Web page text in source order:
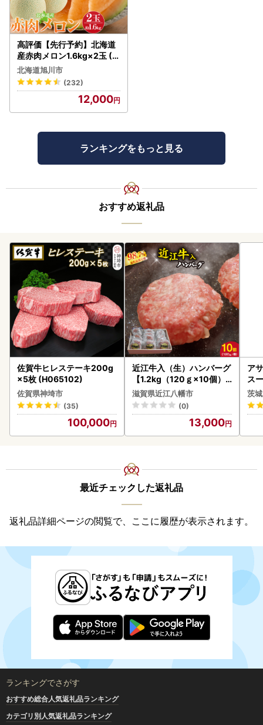
高評価【先行予約】北海道
産赤肉メロン1.6kg×2玉 (2
026年7月中旬から発送開始
) | メロン_02061
北海道旭川市
(232)
12,000
ランキングをもっと見る
おすすめ返礼品
佐賀牛ヒレステーキ200g
×5枚 (H065102)
佐賀県神埼市
(35)
100,000
近江牛入（生）ハンバーグ
【1.2kg（120ｇ×10個）
】【AG09W】
滋賀県近江八幡市
(0)
13,000
ア
ス
8本
茨
最近チェックした返礼品
返礼品詳細ページの閲覧で、ここに履歴が表示されます。
ランキングでさがす
おすすめ総合人気返礼品ランキング
カテゴリ別人気返礼品ランキング